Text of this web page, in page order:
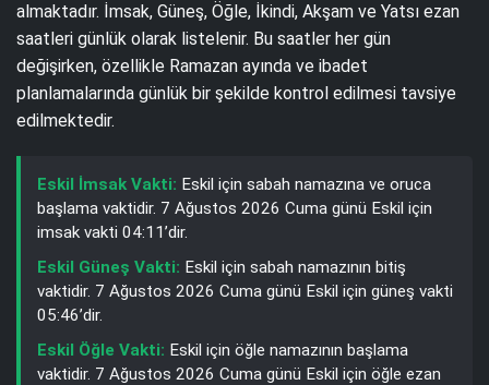
almaktadır. İmsak, Güneş, Öğle, İkindi, Akşam ve Yatsı ezan
saatleri günlük olarak listelenir. Bu saatler her gün
değişirken, özellikle Ramazan ayında ve ibadet
planlamalarında günlük bir şekilde kontrol edilmesi tavsiye
edilmektedir.
Eskil İmsak Vakti: Eskil için sabah namazına ve oruca
başlama vaktidir. 7 Ağustos 2026 Cuma günü Eskil için
imsak vakti 04:11’dir.
Eskil Güneş Vakti: Eskil için sabah namazının bitiş
vaktidir. 7 Ağustos 2026 Cuma günü Eskil için güneş vakti
05:46’dir.
Eskil Öğle Vakti: Eskil için öğle namazının başlama
vaktidir. 7 Ağustos 2026 Cuma günü Eskil için öğle ezan